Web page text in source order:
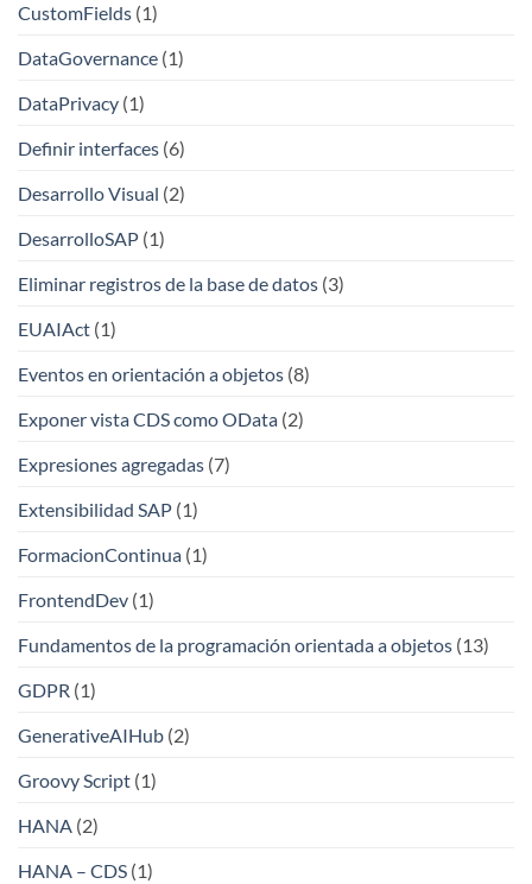
CustomFields (1)
DataGovernance (1)
DataPrivacy (1)
Definir interfaces (6)
Desarrollo Visual (2)
DesarrolloSAP (1)
Eliminar registros de la base de datos (3)
EUAIAct (1)
Eventos en orientación a objetos (8)
Exponer vista CDS como OData (2)
Expresiones agregadas (7)
Extensibilidad SAP (1)
FormacionContinua (1)
FrontendDev (1)
Fundamentos de la programación orientada a objetos (13)
GDPR (1)
GenerativeAIHub (2)
Groovy Script (1)
HANA (2)
HANA – CDS (1)